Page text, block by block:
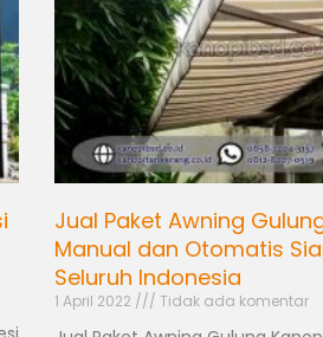
Jual Paket Awning
Manual dan Otomatis
Seluruh Indonesia
1 April 2022 Tidak ada komentar